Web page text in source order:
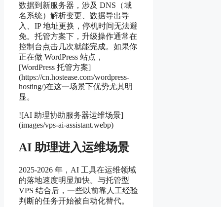
数据到新服务器，涉及 DNS（域
名系统）解析变更、数据导出导
入、IP 地址更换，停机时间无法避
免。托管方案下，升级操作通常在
控制台点击几次就能完成。如果你
正在做 WordPress 站点，
[WordPress 托管方案]
(https://cn.hostease.com/wordpress-
hosting/)在这一场景下优势尤其明
显。
![AI 助理协助服务器运维场景]
(images/vps-ai-assistant.webp)
AI 助理进入运维场景
2025-2026 年，AI 工具在运维领域
的落地速度明显加快。与托管型
VPS 结合后，一些以前靠人工经验
判断的任务开始被自动化替代。